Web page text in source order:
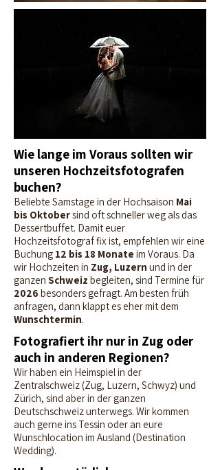
Wie lange im Voraus sollten wir
unseren Hochzeitsfotografen
buchen?
Beliebte Samstage in der Hochsaison Mai
bis Oktobersind oft schneller weg als das
Dessertbuffet. Damit euer
Hochzeitsfotograf fix ist, empfehlen wir eine
Buchung 12 bis 18 Monate im Voraus. Da
wir Hochzeiten in Zug, Luzern und in der
ganzen Schweiz begleiten, sind Termine für
2026 besonders gefragt. Am besten früh
anfragen, dann klappt es eher mit dem
Wunschtermin.
Fotografiert ihr nur in Zug oder
auch in anderen Regionen?
Wir haben ein Heimspiel in der
Zentralschweiz (Zug, Luzern, Schwyz) und
Zürich, sind aber in der ganzen
Deutschschweiz unterwegs. Wir kommen
auch gerne ins Tessin oder an eure
Wunschlocation im Ausland (Destination
Wedding).